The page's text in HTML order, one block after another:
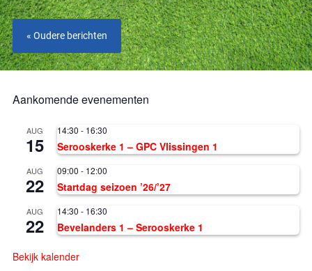
« Oudere berichten
Aankomende evenementen
AUG
15
14:30 - 16:30
Serooskerke 1 – GPC Vlissingen 1
AUG
22
09:00 - 12:00
Startdag seizoen ’26/’27
AUG
22
14:30 - 16:30
Bevelanders 1 – Serooskerke 1
Bekijk kalender